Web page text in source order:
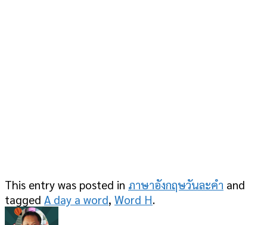
This entry was posted in ภาษาอังกฤษวันละคำ and
tagged A day a word, Word H.